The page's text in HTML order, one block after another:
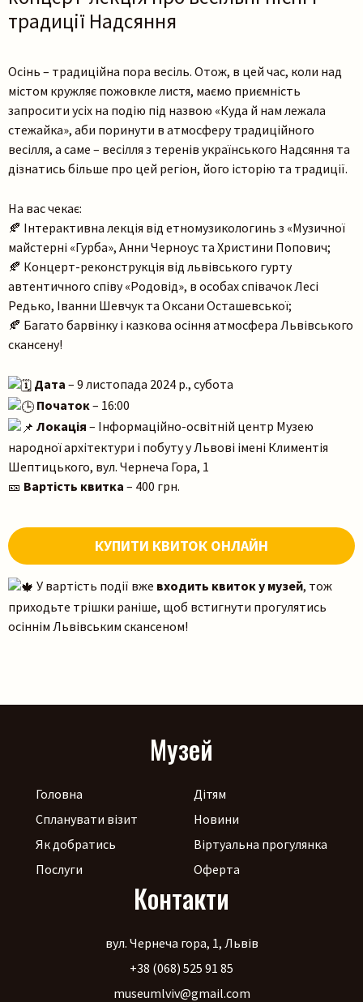
Пошук на сайті
Шукати
традиції Надсяння
Осінь – традиційна пора весіль. Отож, в цей час, коли над
містом кружляє пожовкле листя, маємо приємність
запросити усіх на подію під назвою «Куда й нам лежала
стежайка», аби поринути в атмосферу традиційного
весілля, а саме – весілля з теренів українського Надсяння та
дізнатись більше про цей регіон, його історію та традиції.
На вас чекає:
🍂 Інтерактивна лекція від етномузикологинь з «Музичної
майстерні «Гурба», Анни Черноус та Христини Попович;
🍂 Концерт-реконструкція від львівського гурту
автентичного співу «Родовід», в особах співачок Лесі
Редько, Іванни Шевчук та Оксани Осташевської;
🍂 Багато барвінку і казкова осіння атмосфера Львівського
скансену!
Дата – 9 листопада 2024 р., субота
Початок– 16:00
Локація – Інформаційно-освітній центр Музею
народної архітектури і побуту у Львові імені Климентія
Шептицького, вул. Чернеча Гора, 1
🎫 Вартість квитка – 400 грн.
КУПИТИ КВИТОК ОНЛАЙН
У вартість події вже входить квиток у музей, тож
приходьте трішки раніше, щоб встигнути прогулятись
осіннім Львівським скансеном!
Музей
Головна
Спланувати візит
Як добратись
Послуги
Дітям
Новини
Віртуальна прогулянка
Оферта
Контакти
вул. Чернеча гора, 1, Львів
+38 (068) 525 91 85
museumlviv@gmail.com